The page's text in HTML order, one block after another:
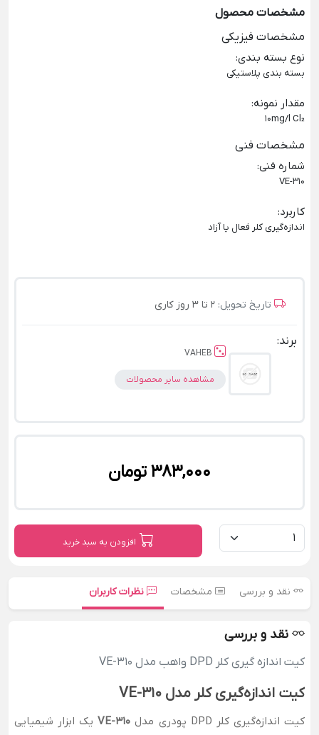
مشخصات محصول
مشخصات فیزیکی
نوع بسته بندی:
بسته بندی پلاستیکی
مقدار نمونه:
10mg/l Cl₂
مشخصات فنی
شماره فنی:
VE-310
کاربرد:
اندازه‌گیری کلر فعال یا آزاد
تاریخ تحویل: 2 تا 3 روز کاری
برند:
VAHEB
مشاهده سایر محصولات
383,000 تومان
افزودن به سبد خرید
نقد و بررسی مشخصات نظرات کاربران
نقد و بررسی
کیت اندازه‌ گیری کلر DPD واهب مدل VE-310
کیت اندازه‌گیری کلر مدل VE-310
کیت اندازه‌گیری کلر DPD پودری مدل VE-310یک ابزار شیمیایی